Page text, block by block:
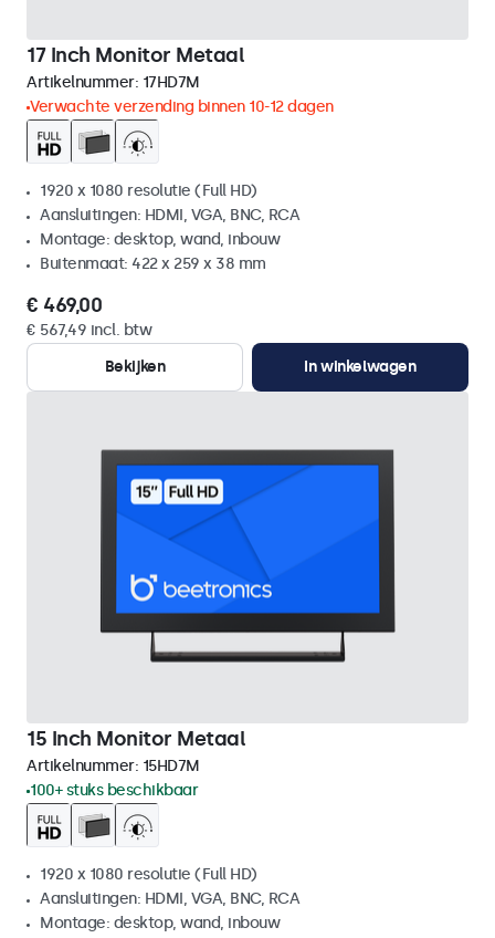
17 Inch Monitor Metaal
Artikelnummer: 17HD7M
Verwachte verzending binnen 10-12 dagen
1920 x 1080 resolutie (Full HD)
Aansluitingen: HDMI, VGA, BNC, RCA
Montage: desktop, wand, inbouw
Buitenmaat: 422 x 259 x 38 mm
€ 469,00
€ 567,49 incl. btw
Bekijken
In winkelwagen
15 Inch Monitor Metaal
Artikelnummer: 15HD7M
100+ stuks beschikbaar
1920 x 1080 resolutie (Full HD)
Aansluitingen: HDMI, VGA, BNC, RCA
Montage: desktop, wand, inbouw